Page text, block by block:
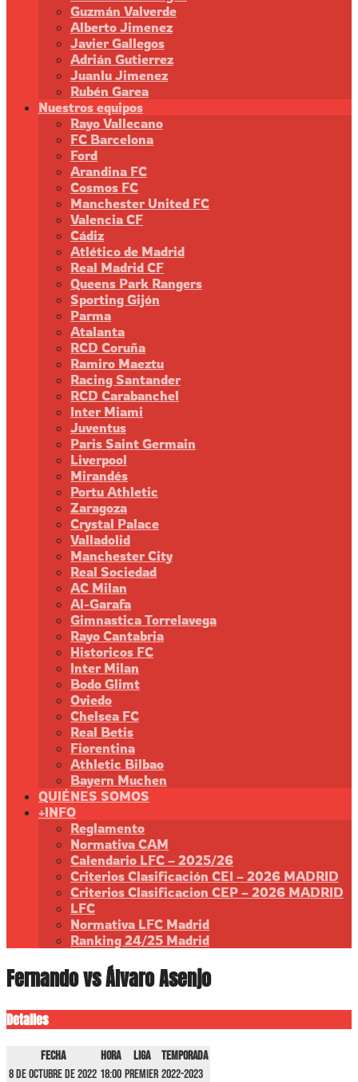
Guzmán Valverde
Alberto Jimenez
Javier Gallegos
Adrián Gutierrez
Juanlu Jimenez
Rubén Garea
Nuestros equipos
Rayo Vallecano
FC Barcelona
Ford
Arandina FC
Cosmos FC
Manchester United FC
Valencia CF
Cádiz
Atlético de Madrid
Real Madrid CF
Queens Park Rangers
Sporting Gijón
Parma
Atalanta
RCD Coruña
Ramiro Maeztu
Racing Santander
RCD Carabanchel
Inter Miami
Juventus
Paris Saint Germain
Liverpool
Mirandés
Portu Athletic
Zaragoza
Crystal Palace
Valladolid
Manchester City
Real Sociedad
AC Milan
Al-Garafa
Gimnastica Torrelavega
Rayo Cantabria
Historicos FC
Inter Milan
Bodo Glimt
Oviedo
Chelsea FC
Real Betis
Fiorentina
Athletic Bilbao
Bayern Muchen
QUIÉNES SOMOS
+INFO
Reglamento
Normativa CAM
Calendario LFC – 2025/26
Criterios Clasificación CEI – 2026 MADRID
Criterios Clasificacion CEP – 2026 MADRID
LFC
Normativa LFC Madrid
Ranking 24/25 Madrid
Fernando vs Álvaro Asenjo
Detalles
Fecha Hora Liga
Temporada
8 de octubre de 2022 18:00 Premier 2022-2023